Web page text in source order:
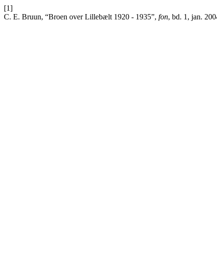
[1]
C. E. Bruun, “Broen over Lillebælt 1920 - 1935”, fon, bd. 1, jan.